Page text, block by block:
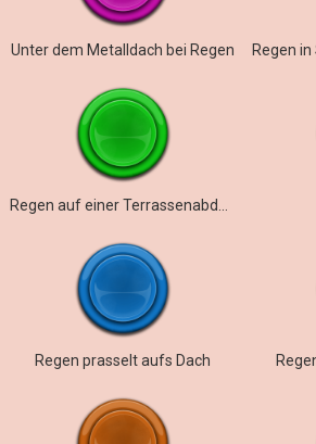
Unter dem Metalldach bei Regen
Regen prasselt aufs Dach